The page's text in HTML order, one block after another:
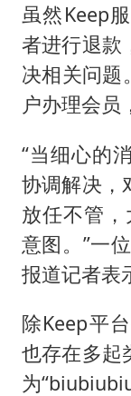
虽然Keep
者进行退款
决相关问题
户办理会员
“当细心的
协调解决，
放任不管，
意图。”一
报道记者表
除Keep平
也存在多起
为